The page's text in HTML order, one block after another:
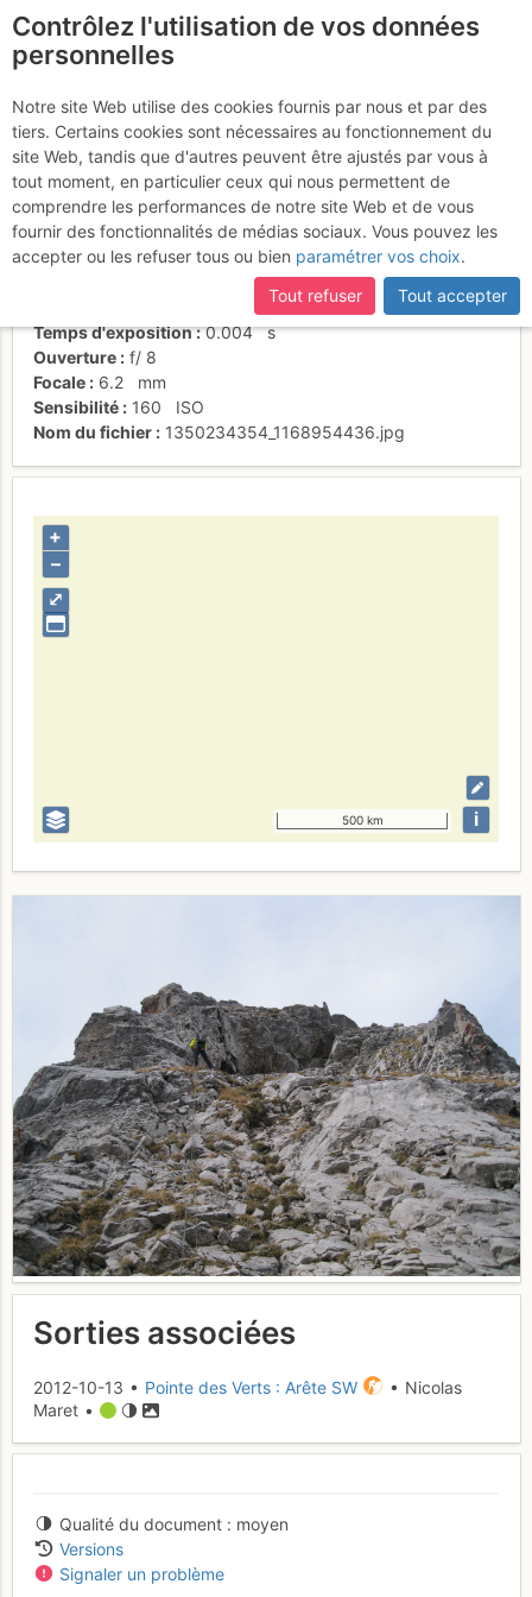
Descente
Activités
Date/heure
13 oct. 2012 13:34
Contributeur
Nicolas Maret
individuel (CC by-nc-nd)
Canon PowerShot A3100 IS
Temps d'exposition
0.004 s
Ouverture
f/ 8
Focale
6.2
mm
Sensibilité
160
ISO
Nom du fichier
1350234354_1168954436.jpg
⤢
+
–
500 km i
Sorties associées
2012-10-13 • Pointe des Verts : Arête SW
• Nicolas
Maret •
Qualité du document
moyen
Versions
Signaler un problème
Contrôlez l'utilisation de vos données
personnelles
Notre site Web utilise des cookies fournis par nous et par des
tiers. Certains cookies sont nécessaires au fonctionnement du
site Web, tandis que d'autres peuvent être ajustés par vous à
tout moment, en particulier ceux qui nous permettent de
comprendre les performances de notre site Web et de vous
fournir des fonctionnalités de médias sociaux. Vous pouvez les
accepter ou les refuser tous ou bien paramétrer vos choix.
Tout refuser
Tout accepter